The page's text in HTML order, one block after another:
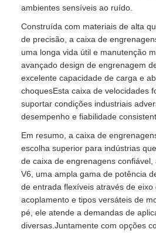
ambientes sensíveis ao ruído.
Construída com materiais de alta
de precisão, a caixa de
uma longa vida útil e manutenção
avançado design de engrenagem
excelente capacidade de carga e
choquesEsta caixa de velocidades
suportar condições industriais
desempenho e fiabilidade
Em resumo, a caixa de
escolha superior para indústrias
de caixa de engrenagens
V6, uma ampla gama de potência
de entrada flexíveis através de eixo
acoplamento e tipos versáteis de
pé, ele atende a demandas de
diversas.Juntamente com opções